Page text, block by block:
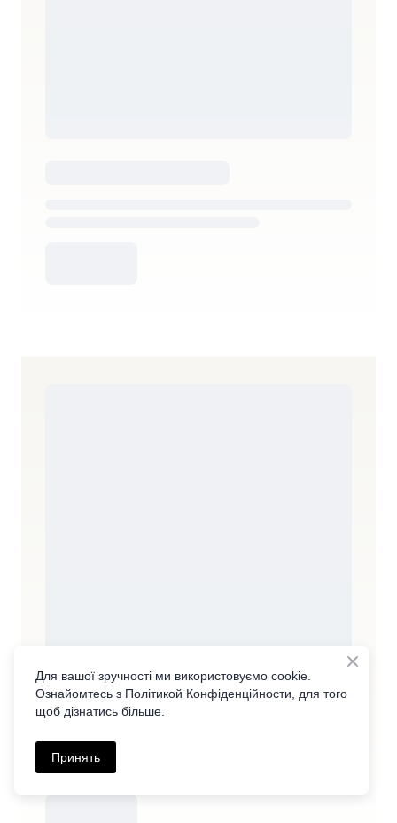
Для вашої зручності ми використовуємо cookie.
Ознайомтесь з Політикой Конфіденційности, для того
щоб дізнатись більше.
Принять